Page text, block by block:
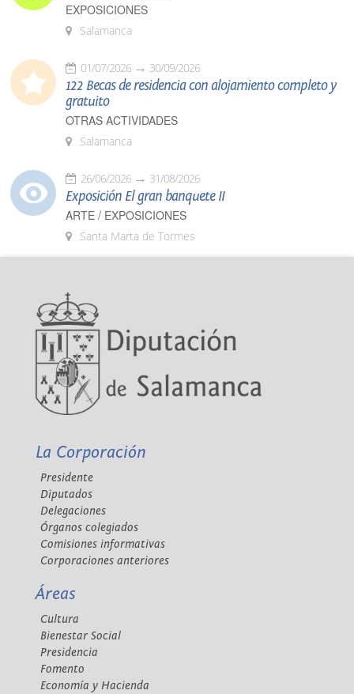
EXPOSICIONES
Salamanca
01/07/2026 30/09/2026
122 Becas de residencia con alojamiento completo y
gratuito
OTRAS ACTIVIDADES
Salamanca
26/06/2026 31/08/2026
Exposición El gran banquete II
ARTE / EXPOSICIONES
Santa Marta de Tormes
La Corporación
Presidente
Diputados
Delegaciones
Órganos colegiados
Comisiones informativas
Corporaciones anteriores
Áreas
Cultura
Bienestar Social
Presidencia
Fomento
Economía y Hacienda